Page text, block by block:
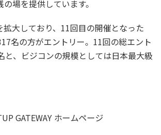
場を提供しています。
拡大しており、11回目の開催となった
名の方がエントリー。11回の総エント
と、ビジコンの規模としては日本最大級
GATEWAY ホームページ